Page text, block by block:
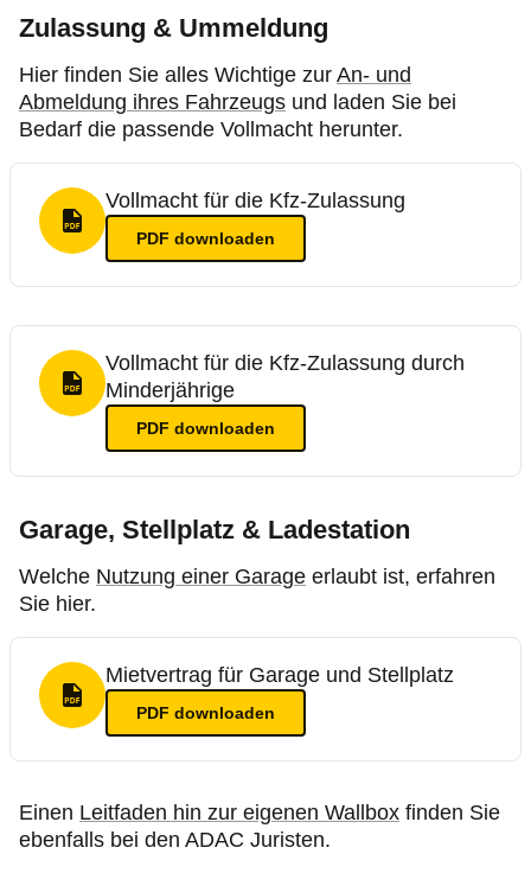
Zulassung & Ummeldung
Hier finden Sie alles Wichtige zur An- und
Abmeldung ihres Fahrzeugs und laden Sie bei
Bedarf die passende Vollmacht herunter.
PDF Format
Vollmacht für die Kfz-Zulassung
PDF downloaden
PDF Format
Vollmacht für die Kfz-Zulassung durch
Minderjährige
PDF downloaden
Garage, Stellplatz & Ladestation
Welche Nutzung einer Garage erlaubt ist, erfahren
Sie hier.
PDF Format
Mietvertrag für Garage und Stellplatz
PDF downloaden
Einen Leitfaden hin zur eigenen Wallbox finden Sie
ebenfalls bei den ADAC Juristen.